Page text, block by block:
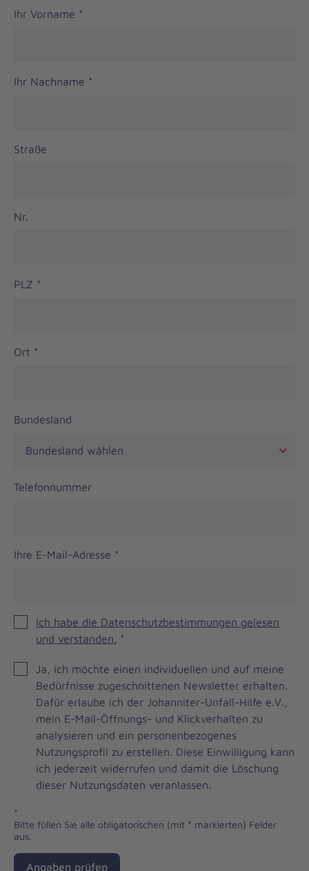
Ihr Vorname *
Ihr Nachname *
Straße
Nr.
PLZ *
Ort *
Bundesland
Telefonnummer
Ihre E-Mail-Adresse *
Ich habe die Datenschutzbestimmungen gelesen
und verstanden. *
Brevo
Newsletter
Checkbox
Ja, ich möchte einen individuellen und auf meine
Bedürfnisse zugeschnittenen Newsletter erhalten.
Dafür erlaube ich der Johanniter-Unfall-Hilfe e.V.,
mein E-Mail-Öffnungs- und Klickverhalten zu
analysieren und ein personenbezogenes
Nutzungsprofil zu erstellen. Diese Einwilligung kann
ich jederzeit widerrufen und damit die Löschung
dieser Nutzungsdaten veranlassen.
*
Bitte füllen Sie alle obligatorischen (mit * markierten) Felder
aus.
Angaben prüfen